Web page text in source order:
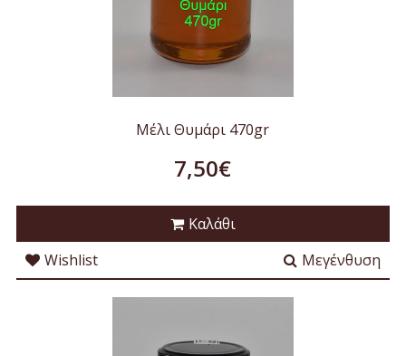
Μέλι Θυμάρι 470gr
7,50€
Καλάθι
Wishlist
Μεγένθυση